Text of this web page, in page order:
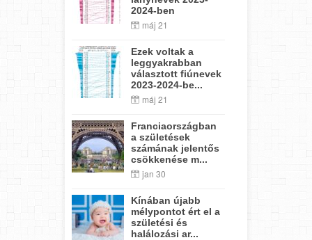
2024-ben
máj 21
Ezek voltak a
leggyakrabban
választott fiúnevek
2023-2024-be...
máj 21
Franciaországban
a születések
számának jelentős
csökkenése m...
jan 30
Kínában újabb
mélypontot ért el a
születési és
halálozási ar...